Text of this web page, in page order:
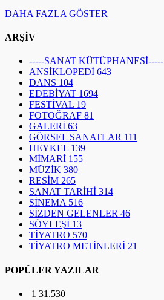
DAHA FAZLA GÖSTER
ARŞİV
-----SANAT KÜTÜPHANESİ-----
ANSİKLOPEDİ 643
DANS 104
EDEBİYAT 1694
FESTİVAL 19
FOTOĞRAF 81
GALERİ 63
GÖRSEL SANATLAR 111
HEYKEL 139
MİMARİ 155
MÜZİK 380
RESİM 265
SANAT TARİHİ 314
SİNEMA 516
SİZDEN GELENLER 46
SÖYLEŞİ 13
TİYATRO 570
TİYATRO METİNLERİ 21
POPÜLER YAZILAR
1 31.530